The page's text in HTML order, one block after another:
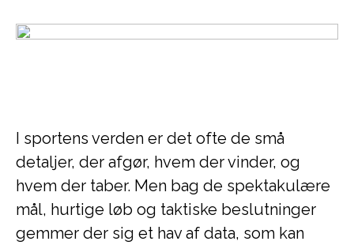
I sportens verden er det ofte de små
detaljer, der afgør, hvem der vinder, og
hvem der taber. Men bag de spektakulære
mål, hurtige løb og taktiske beslutninger
gemmer der sig et hav af data, som kan